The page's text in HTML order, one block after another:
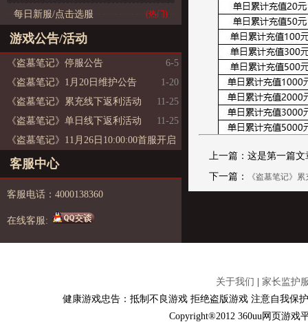
每日新服/点击选服 (热门)
游戏公告/活动
《盗墓笔记》停服公告
6-5
《盗墓笔记》1月20日维护公告
1-20
《盗墓笔记》累充线下返利活动
11-25
《盗墓笔记》单日线下返利活动
11-25
《盗墓笔记》11月26日10:00:00首服开启
客服中心
客服电话：4000138360
在线客服:
上一篇：这是第一篇文
下一篇：
《盗墓笔记》
关于我们
家长监护
健康游戏忠告：抵制不良游戏 拒绝盗版游戏 注意自我保
Copyright®2012 360uu网页游